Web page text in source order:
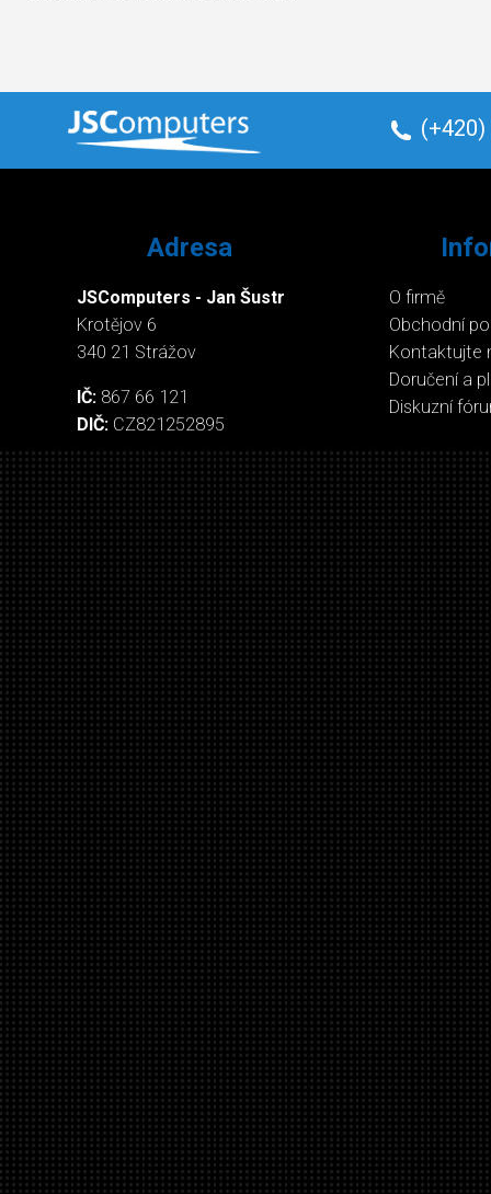
(+420)
Adresa
JSComputers - Jan Šustr
Krotějov 6
340 21 Strážov
IČ: 867 66 121
DIČ: CZ821252895
O firmě
Obchodní
Kontaktujte
Doručení a
Diskuzní